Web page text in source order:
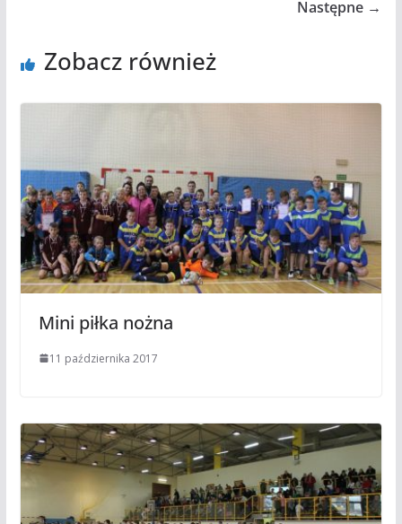
Następne →
Zobacz również
Mini piłka nożna
11 października 2017